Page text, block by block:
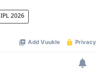
IPL 2026